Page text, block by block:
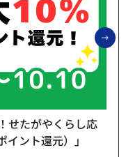
せたがやくらし応
ント還元）」